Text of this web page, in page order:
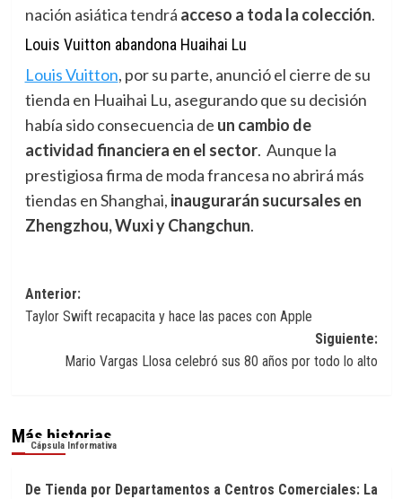
nación asiática tendrá acceso a toda la colección.
Louis Vuitton abandona Huaihai Lu
Louis Vuitton, por su parte, anunció el cierre de su
tienda en Huaihai Lu, asegurando que su decisión
había sido consecuencia de un cambio de
actividad financiera en el sector. Aunque la
prestigiosa firma de moda francesa no abrirá más
tiendas en Shanghai, inaugurarán sucursales en
Zhengzhou, Wuxi y Changchun.
Navegación
de
entradas
Anterior:
Taylor Swift recapacita y hace las paces con Apple
Siguiente:
Mario Vargas Llosa celebró sus 80 años por todo lo alto
Más historias
Cápsula Informativa
De Tienda por Departamentos a Centros Comerciales: La